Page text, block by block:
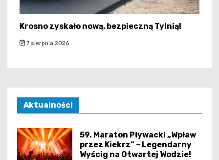
Krosno zyskało nową, bezpieczną Tylnią!
7 sierpnia 2026
Aktualności
59. Maraton Pływacki „Wpław
przez Kiekrz” – Legendarny
Wyścig na Otwartej Wodzie!